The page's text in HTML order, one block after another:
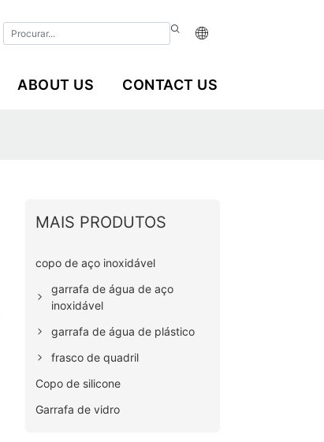
ABOUT US CONTACT US
MAIS PRODUTOS
copo de aço inoxidável
garrafa de água de aço
inoxidável
garrafa de água de plástico
frasco de quadril
Copo de silicone
Garrafa de vidro